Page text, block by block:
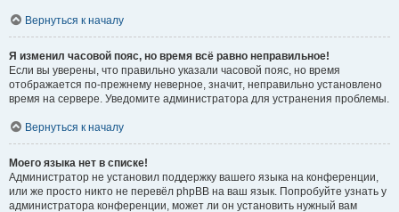
Вернуться к началу
Я изменил часовой пояс, но время всё равно неправильное!
Если вы уверены, что правильно указали часовой пояс, но время
отображается по-прежнему неверное, значит, неправильно установлено
время на сервере. Уведомите администратора для устранения проблемы.
Вернуться к началу
Моего языка нет в списке!
Администратор не установил поддержку вашего языка на конференции,
или же просто никто не перевёл phpBB на ваш язык. Попробуйте узнать у
администратора конференции, может ли он установить нужный вам